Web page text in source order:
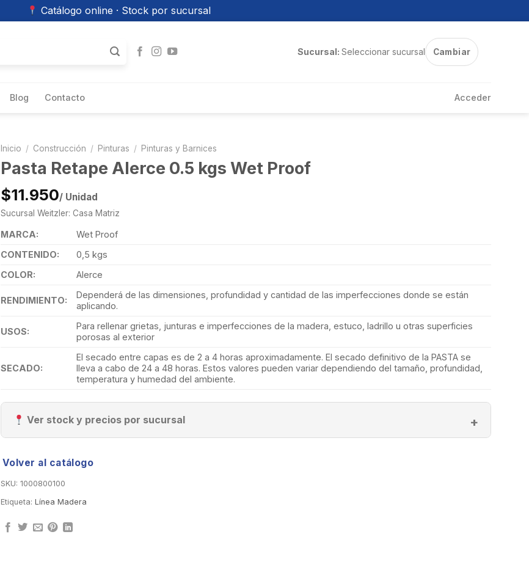
Catálogo online · Stock por sucursal
Sucursal: Seleccionar sucursal Cambiar
Blog Contacto Acceder
Inicio / Construcción / Pinturas / Pinturas y Barnices
Pasta Retape Alerce 0.5 kgs Wet Proof
$11.950/ Unidad
Sucursal Weitzler: Casa Matriz
MARCA:
Wet Proof
CONTENIDO:
0,5 kgs
COLOR:
Alerce
RENDIMIENTO:
Dependerá de las dimensiones, profundidad y cantidad de las imperfecciones donde se están
aplicando.
USOS:
Para rellenar grietas, junturas e imperfecciones de la madera, estuco, ladrillo u otras superficies
porosas al exterior
SECADO:
El secado entre capas es de 2 a 4 horas aproximadamente. El secado definitivo de la PASTA se
lleva a cabo de 24 a 48 horas. Estos valores pueden variar dependiendo del tamaño, profundidad,
temperatura y humedad del ambiente.
Ver stock y precios por sucursal
Volver al catálogo
SKU: 1000800100
Etiqueta: Línea Madera